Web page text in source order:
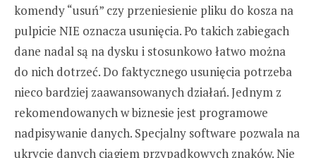
komendy “usuń” czy przeniesienie pliku do kosza na
pulpicie NIE oznacza usunięcia. Po takich zabiegach
dane nadal są na dysku i stosunkowo łatwo można
do nich dotrzeć. Do faktycznego usunięcia potrzeba
nieco bardziej zaawansowanych działań. Jednym z
rekomendowanych w biznesie jest programowe
nadpisywanie danych. Specjalny software pozwala na
ukrycie danych ciągiem przypadkowych znaków. Nie